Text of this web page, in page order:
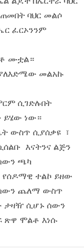
ባህር መልሶ
ፈርኦንንም
ሙቷል።
መልአኩ
ሲገድሉበት
ይሄው ነው።
ውስጥ ሲያሰቃዩ ፣
እናትንና ልጅን
ጫካ
ተልኮ ይዘው
ጨለማ ውስጥ
ታዛዥ ሲሆኑ ሰውን
ጽዋ ሞልቶ እነሱ